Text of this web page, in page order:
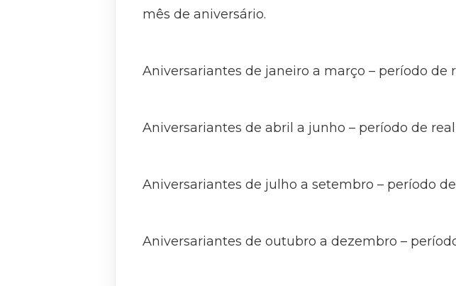
mês de aniversário.
Aniversariantes de janeiro a março – período de
Aniversariantes de abril a junho – período de
Aniversariantes de julho a setembro – período
Aniversariantes de outubro a dezembro –